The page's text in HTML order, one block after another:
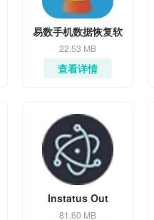
易数手机数据恢复软
件
22.53 MB
查看详情
Instatus Out
81.60 MB